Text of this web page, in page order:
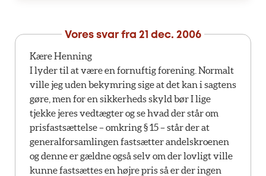
Vores svar fra 21 dec. 2006
Kære Henning
I lyder til at være en fornuftig forening. Normalt
ville jeg uden bekymring sige at det kan i sagtens
gøre, men for en sikkerheds skyld bør I lige
tjekke jeres vedtægter og se hvad der står om
prisfastsættelse – omkring § 15 – står der at
generalforsamlingen fastsætter andelskroenen
og denne er gældne også selv om der lovligt ville
kunne fastsættes en højre pris så er der ingen